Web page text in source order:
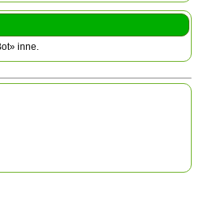
inne.